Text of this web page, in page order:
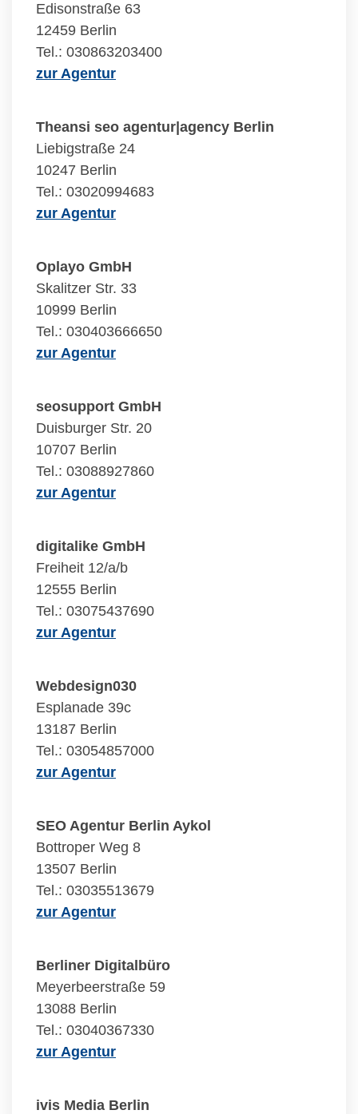
Edisonstraße 63
12459 Berlin
Tel.: 030863203400
zur Agentur
Theansi seo agentur|agency Berlin
Liebigstraße 24
10247 Berlin
Tel.: 03020994683
zur Agentur
Oplayo GmbH
Skalitzer Str. 33
10999 Berlin
Tel.: 030403666650
zur Agentur
seosupport GmbH
Duisburger Str. 20
10707 Berlin
Tel.: 03088927860
zur Agentur
digitalike GmbH
Freiheit 12/a/b
12555 Berlin
Tel.: 03075437690
zur Agentur
Webdesign030
Esplanade 39c
13187 Berlin
Tel.: 03054857000
zur Agentur
SEO Agentur Berlin Aykol
Bottroper Weg 8
13507 Berlin
Tel.: 03035513679
zur Agentur
Berliner Digitalbüro
Meyerbeerstraße 59
13088 Berlin
Tel.: 03040367330
zur Agentur
ivis Media Berlin